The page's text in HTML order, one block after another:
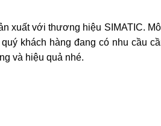
xuất với thương hiệu SIMATIC.
khách hàng đang có nhu cầu
và hiệu quả nhé.